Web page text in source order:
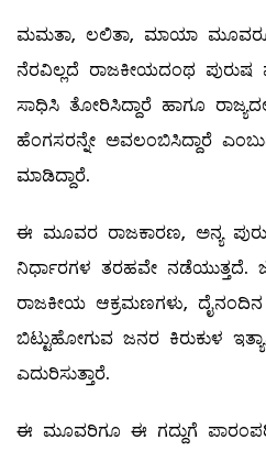
ಮಮತಾ, ಲಲಿತಾ, ಮಾಯಾ
ನೆರವಿಲ್ಲದೆ ರಾಜಕೀಯದಂಥ ಪುರುಷ
ಸಾಧಿಸಿ ತೋರಿಸಿದ್ದಾರೆ ಹಾಗೂ
ಹೆಂಗಸರನ್ನೇ ಅವಲಂಬಿಸಿದ್ದಾರೆ
ಮಾಡಿದ್ದಾರೆ.
ಈ ಮೂವರ ರಾಜಕಾರಣ, ಅನ್ಯ
ನಿರ್ಧಾರಗಳ ತರಹವೇ
ರಾಜಕೀಯ ಆಕ್ರಮಣಗಳು,
ಬಿಟ್ಟುಹೋಗುವ ಜನರ ಕಿರುಕುಳ
ಎದುರಿಸುತ್ತಾರೆ.
ಈ ಮೂವರಿಗೂ ಈ ಗದ್ದುಗೆ